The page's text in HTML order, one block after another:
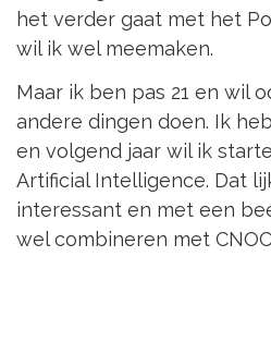
het verder gaat met het
wil ik wel meemaken.
Maar ik ben pas 21 en wil
andere dingen doen. Ik
en volgend jaar wil ik
Artificial Intelligence. Dat
interessant en met een
wel combineren met